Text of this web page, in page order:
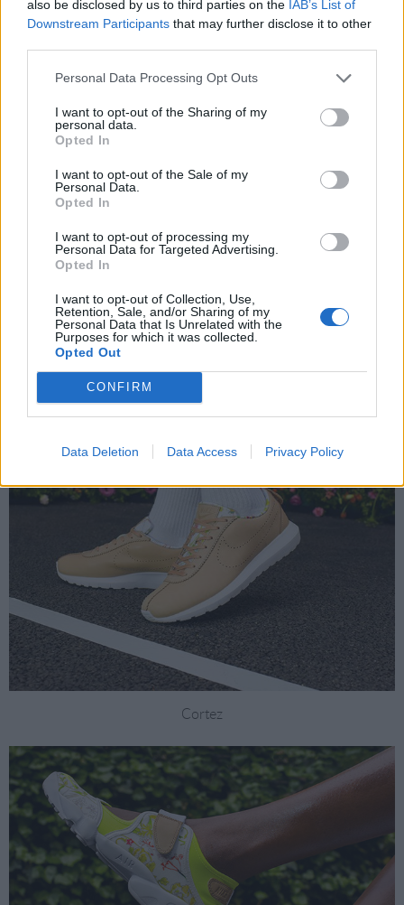
also be disclosed by us to third parties on the IAB’s List of
Downstream Participants that may further disclose it to other
Personal Data Processing Opt Outs
I want to opt-out of the Sharing of my
personal data.
Opted In
I want to opt-out of the Sale of my
Personal Data.
Opted In
I want to opt-out of processing my
Personal Data for Targeted Advertising.
Opted In
I want to opt-out of Collection, Use,
Retention, Sale, and/or Sharing of my
Personal Data that Is Unrelated with the
Purposes for which it was collected.
Opted Out
CONFIRM
Data Deletion Data Access Privacy Policy
Cortesía de Nike.com
primera que encabeza la colección es la NikeCourt Tennis
Classic, seguida de los modelos Air Zoom Vapor 9.5, Aix Max
Cortez